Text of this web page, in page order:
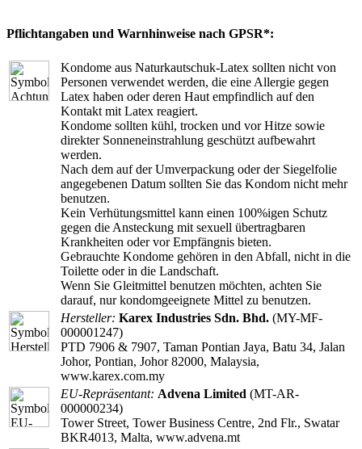
Pflichtangaben und Warnhinweise nach GPSR*:
Kondome aus Naturkautschuk-Latex sollten nicht von
Personen verwendet werden, die eine Allergie gegen
Latex haben oder deren Haut empfindlich auf den
Kontakt mit Latex reagiert.
Kondome sollten kühl, trocken und vor Hitze sowie
direkter Sonneneinstrahlung geschützt aufbewahrt
werden.
Nach dem auf der Umverpackung oder der Siegelfolie
angegebenen Datum sollten Sie das Kondom nicht mehr
benutzen.
Kein Verhütungsmittel kann einen 100%igen Schutz
gegen die Ansteckung mit sexuell übertragbaren
Krankheiten oder vor Empfängnis bieten.
Gebrauchte Kondome gehören in den Abfall, nicht in die
Toilette oder in die Landschaft.
Wenn Sie Gleitmittel benutzen möchten, achten Sie
darauf, nur kondomgeeignete Mittel zu benutzen.
Hersteller: Karex Industries Sdn. Bhd. (MY-MF-
000001247)
PTD 7906 & 7907, Taman Pontian Jaya, Batu 34, Jalan
Johor, Pontian, Johor 82000, Malaysia,
www.karex.com.my
EU-Repräsentant: Advena Limited (MT-AR-
000000234)
Tower Street, Tower Business Centre, 2nd Flr., Swatar
BKR4013, Malta, www.advena.mt